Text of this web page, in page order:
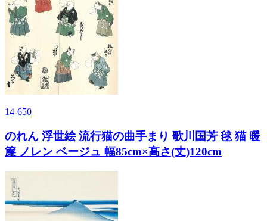
14-650
のれん 浮世絵 流行猫の曲手まり 歌川国芳 毬 猫 暖
簾 ノレン ベージュ 幅85cm×高さ(丈)120cm